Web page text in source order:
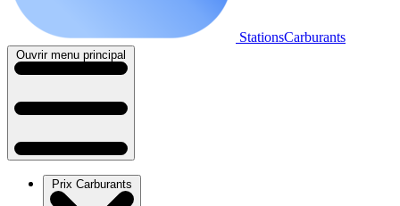
StationsCarburants
Ouvrir menu principal
Prix Carburants